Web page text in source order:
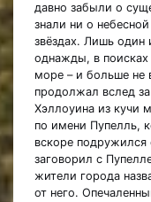
давно забыли о
знали ни о
звёздах. Лишь один
однажды, в поисках
море – и больше не
продолжал вслед
Хэллоуина из кучи
по имени Пупелль,
вскоре
заговорил с
жители города
от него.